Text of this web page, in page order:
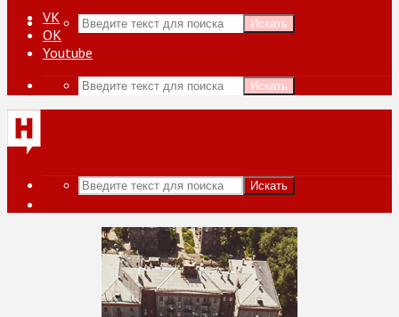
Искать
VK
ОК
Youtube
Искать
Искать